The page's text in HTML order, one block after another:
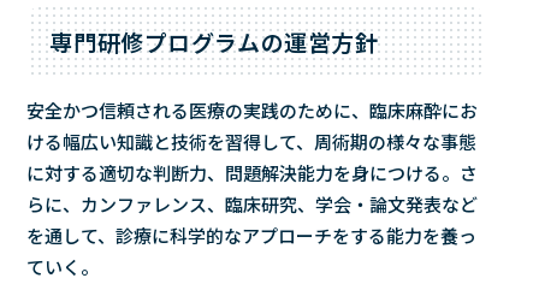
専門研修プログラムの運営方針
安全かつ信頼される医療の実践のために、臨床麻酔にお
ける幅広い知識と技術を習得して、周術期の様々な事態
に対する適切な判断力、問題解決能力を身につける。さ
らに、カンファレンス、臨床研究、学会・論文発表など
を通して、診療に科学的なアプローチをする能力を養っ
ていく。